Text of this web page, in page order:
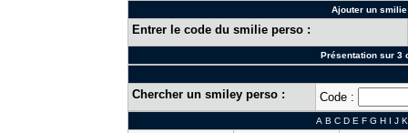
Ajouter un
Entrer le code du smilie perso :
Présentation sur 3
Chercher un smiley perso : Code :
A B C D E F G H I J K